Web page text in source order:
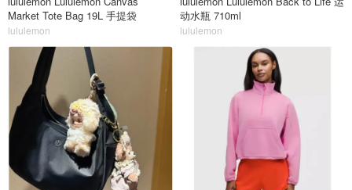
Market Tote Bag 19L 手提袋
lululemon
动水瓶 710ml
lululemon